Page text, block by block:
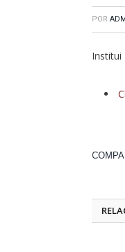
POR
Institui